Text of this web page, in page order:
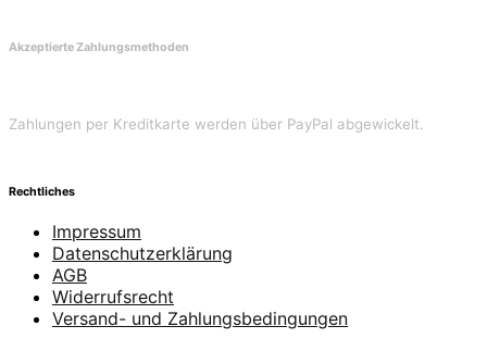
Akzeptierte Zahlungsmethoden
Zahlungen per Kreditkarte werden über PayPal abgewickelt.
Rechtliches
Impressum
Datenschutzerklärung
AGB
Widerrufsrecht
Versand- und Zahlungsbedingungen